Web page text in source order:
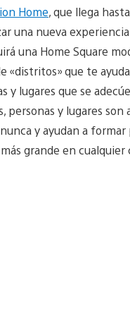
Home, que llega
una nueva
una Home Square
«distritos» que te
y lugares que se
personas y lugares son
y ayudan a
grande en cualquier